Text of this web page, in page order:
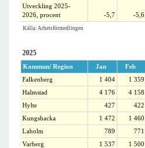
Utveckling 2025-
2026, procent
-5,7 -5,6
Källa: Arbetsförmedlingen
2025
Kommun/ Region Jan Feb
Falkenberg
1 404 1 359
Halmstad
4 176 4 158
Hylte
427 422
Kungsbacka
1 472 1 460
Laholm
789 771
Varberg
1 537 1 500